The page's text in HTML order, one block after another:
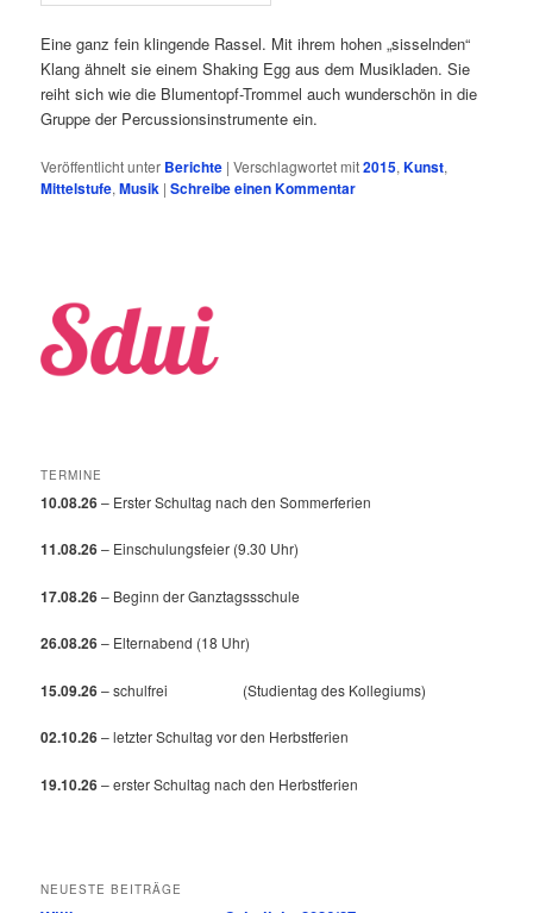
Eine ganz fein klingende Rassel. Mit ihrem hohen „sisselnden“
Klang ähnelt sie einem Shaking Egg aus dem Musikladen. Sie
reiht sich wie die Blumentopf-Trommel auch wunderschön in die
Gruppe der Percussionsinstrumente ein.
Veröffentlicht unter Berichte |Verschlagwortet mit2015,Kunst,
Mittelstufe,Musik |Schreibe einen Kommentar
TERMINE
10.08.26– Erster Schultag nach den Sommerferien
11.08.26– Einschulungsfeier (9.30 Uhr)
17.08.26– Beginn der Ganztagssschule
26.08.26– Elternabend (18 Uhr)
15.09.26– schulfrei (Studientag des Kollegiums)
02.10.26– letzter Schultag vor den Herbstferien
19.10.26– erster Schultag nach den Herbstferien
NEUESTE BEITRÄGE